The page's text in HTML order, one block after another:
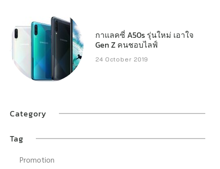
กาแลคซี่ A50s รุ่นใหม่ เอาใจ
Gen Z คนชอบไลฟ์
24 October 2019
Category
Tag
Promotion